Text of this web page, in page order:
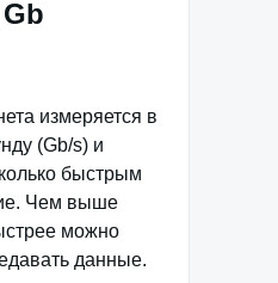
измеряется в
(Gb/s) и
быстрым
Чем выше
можно
данные.